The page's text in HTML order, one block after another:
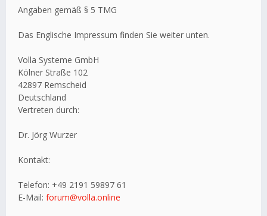
Angaben gemäß § 5 TMG
Das Englische Impressum finden Sie weiter unten.
Volla Systeme GmbH
Kölner Straße 102
42897 Remscheid
Deutschland
Vertreten durch:
Dr. Jörg Wurzer
Kontakt:
Telefon: +49 2191 59897 61
E-Mail: forum@volla.online